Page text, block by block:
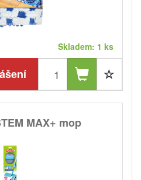
Skladem: 1 ks
MAX+ mop